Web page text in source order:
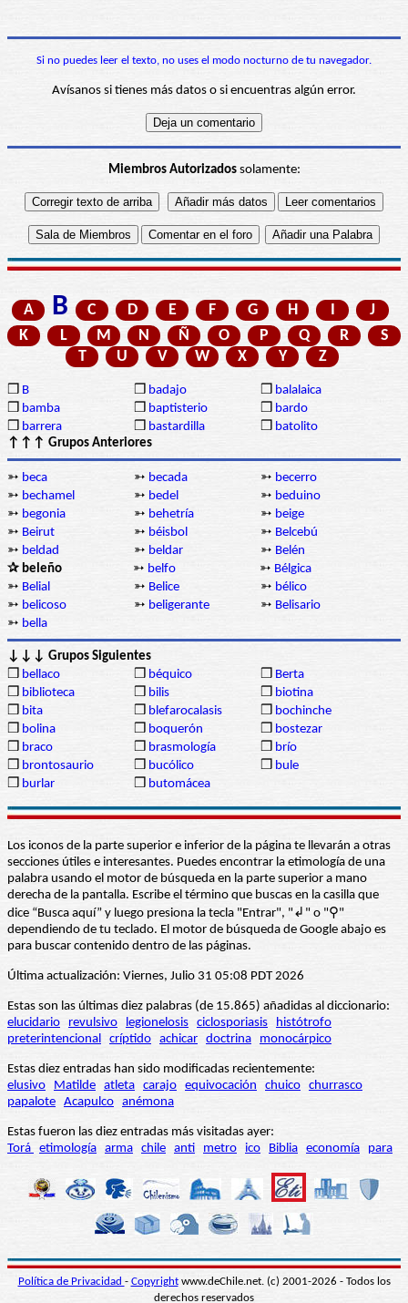
Si no puedes leer el texto, no uses el modo nocturno de tu navegador.
Avísanos si tienes más datos o si encuentras algún error.
Miembros Autorizadossolamente:
A B C D E F G H
J
K
L M N Ñ O P Q R
S
T
U V W X Y Z
❒ B ❒ badajo ❒ balalaica
❒ bamba ❒ baptisterio ❒ bardo
❒ barrera ❒ bastardilla ❒ batolito
↑↑↑ Grupos Anteriores
➳ beca ➳ becada ➳ becerro
➳ bechamel ➳ bedel ➳ beduino
➳ begonia ➳ behetría ➳ beige
➳ Beirut ➳ béisbol ➳ Belcebú
➳ beldad ➳ beldar ➳ Belén
✰ beleño
➳ belfo ➳ Bélgica
➳ Belial ➳ Belice ➳ bélico
➳ belicoso ➳ beligerante ➳ Belisario
➳ bella
↓↓↓ Grupos Siguientes
❒ bellaco ❒ béquico ❒ Berta
❒ biblioteca ❒ bilis ❒ biotina
❒ bita ❒ blefarocalasis ❒ bochinche
❒ bolina ❒ boquerón ❒ bostezar
❒ braco ❒ brasmología ❒ brío
❒ brontosaurio ❒ bucólico ❒ bule
❒ burlar ❒ butomácea
Los iconos de la parte superior e inferior de la página te llevarán a otras
secciones útiles e interesantes. Puedes encontrar la etimología de una
palabra usando el motor de búsqueda en la parte superior a mano
derecha de la pantalla. Escribe el término que buscas en la casilla que
dice “Busca aquí” y luego presiona la tecla "Entrar", "↲" o "⚲"
dependiendo de tu teclado. El motor de búsqueda de Google abajo es
para buscar contenido dentro de las páginas.
Última actualización: Viernes, Julio 31 05:08 PDT 2026
Estas son las últimas diez palabras (de 15.865) añadidas al diccionario:
elucidario
revulsivo legionelosis ciclosporiasis
histótrofo
preterintencional
críptido achicar doctrina monocárpico
Estas diez entradas han sido modificadas recientemente:
elusivo
Matilde atleta carajo equivocación chuico churrasco
papalote Acapulco anémona
Estas fueron las diez entradas más visitadas ayer:
Torá etimología arma chile anti metro ico Biblia economía para
Política de Privacidad - Copyrightwww.deChile.net. (c) 2001-2026 - Todos los
derechos reservados